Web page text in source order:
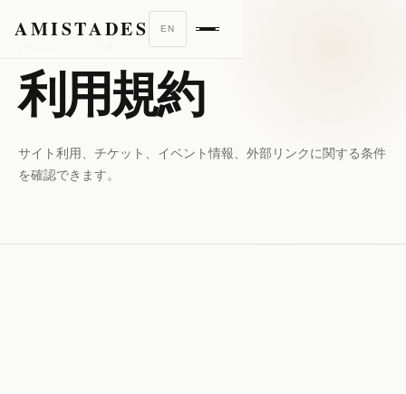
AMISTADES
EN
利用規約
サイト利用、チケット、イベント情報、外部リンクに関する条件
を確認できます。